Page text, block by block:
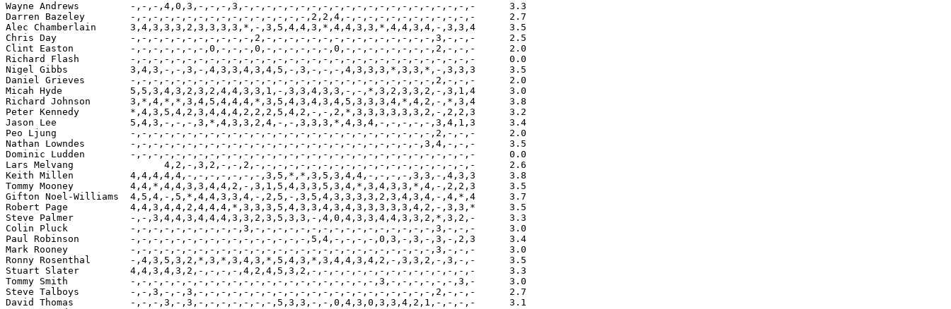
Wayne Andrews         -,-,-,4,0,3,-,-,-,3,-,-,-,-,-,-,-,-,-,-,-,-,-,-,-,-,-,-,-,-,-      3.3
Darren Bazeley        -,-,-,-,-,-,-,-,-,-,-,-,-,-,-,-,2,2,4,-,-,-,-,-,-,-,-,-,-,-,-      2.7
Alec Chamberlain      3,4,3,3,3,2,3,3,3,3,*,-,3,5,4,4,3,*,4,4,3,3,*,4,4,3,4,-,3,3,4      3.5
Chris Day             -,-,-,-,-,-,-,-,-,-,-,2,-,-,-,-,-,-,-,-,-,-,-,-,-,-,-,3,-,-,-      2.5
Clint Easton          -,-,-,-,-,-,-,0,-,-,-,0,-,-,-,-,-,-,0,-,-,-,-,-,-,-,-,2,-,-,-      2.0
Richard Flash         -,-,-,-,-,-,-,-,-,-,-,-,-,-,-,-,-,-,-,-,-,-,-,-,-,-,-,-,-,-,-      0.0
Nigel Gibbs           3,4,3,-,-,3,-,4,3,3,4,3,4,5,-,3,-,-,-,4,3,3,3,*,3,3,*,-,3,3,3      3.5
Daniel Grieves        -,-,-,-,-,-,-,-,-,-,-,-,-,-,-,-,-,-,-,-,-,-,-,-,-,-,-,2,-,-,-      2.0
Micah Hyde            5,5,3,4,3,2,3,2,4,4,3,3,1,-,3,3,4,3,3,-,-,*,3,2,3,3,2,-,3,1,4      3.0
Richard Johnson       3,*,4,*,*,3,4,5,4,4,4,*,3,5,4,3,4,3,4,5,3,3,3,4,*,4,2,-,*,3,4      3.8
Peter Kennedy         *,4,3,5,4,2,3,4,4,4,2,2,2,5,4,2,-,-,2,*,3,3,3,3,3,3,2,-,2,2,3      3.2
Jason Lee             5,4,3,-,-,-,3,*,4,3,3,2,4,-,-,3,3,3,*,4,3,4,-,-,-,-,-,3,4,1,3      3.4
Peo Ljung             -,-,-,-,-,-,-,-,-,-,-,-,-,-,-,-,-,-,-,-,-,-,-,-,-,-,-,2,-,-,-      2.0
Nathan Lowndes        -,-,-,-,-,-,-,-,-,-,-,-,-,-,-,-,-,-,-,-,-,-,-,-,-,-,3,4,-,-,-      3.5
Dominic Ludden        -,-,-,-,-,-,-,-,-,-,-,-,-,-,-,-,-,-,-,-,-,-,-,-,-,-,-,-,-,-,-      0.0
Lars Melvang                4,2,-,3,2,-,-,2,-,-,-,-,-,-,-,-,-,-,-,-,-,-,-,-,-,-,-,-      2.6
Keith Millen          4,4,4,4,4,-,-,-,-,-,-,-,3,5,*,*,3,5,3,4,4,-,-,-,-,3,3,-,4,3,3      3.8
Tommy Mooney          4,4,*,4,4,3,3,4,4,2,-,3,1,5,4,3,3,5,3,4,*,3,4,3,3,*,4,-,2,2,3      3.5
Gifton Noel-Williams  4,5,4,-,5,*,4,4,3,3,4,-,2,5,-,3,5,4,3,3,3,3,2,3,4,3,4,-,4,*,4      3.7
Robert Page           4,4,3,4,4,2,4,4,4,*,3,3,3,5,4,3,3,4,3,4,3,3,3,3,3,4,2,-,3,3,*      3.5
Steve Palmer          -,-,3,4,4,3,4,4,4,3,3,2,3,5,3,3,-,4,0,4,3,3,4,4,3,3,2,*,3,2,-      3.3
Colin Pluck           -,-,-,-,-,-,-,-,-,-,3,-,-,-,-,-,-,-,-,-,-,-,-,-,-,-,-,3,-,-,-      3.0
Paul Robinson         -,-,-,-,-,-,-,-,-,-,-,-,-,-,-,-,5,4,-,-,-,-,0,3,-,3,-,3,-,2,3      3.4
Mark Rooney           -,-,-,-,-,-,-,-,-,-,-,-,-,-,-,-,-,-,-,-,-,-,-,-,-,-,-,3,-,-,-      3.0
Ronny Rosenthal       -,4,3,5,3,2,*,3,*,3,4,3,*,5,4,3,*,3,4,4,3,4,2,-,3,3,2,-,3,-,-      3.5
Stuart Slater         4,4,3,4,3,2,-,-,-,-,4,2,4,5,3,2,-,-,-,-,-,-,-,-,-,-,-,-,-,-,-      3.3
Tommy Smith           -,-,-,-,-,-,-,-,-,-,-,-,-,-,-,-,-,-,-,-,-,-,3,-,-,-,-,-,-,3,-      3.0
Steve Talboys         -,-,3,-,-,3,-,-,-,-,-,-,-,-,-,-,-,-,-,-,-,-,-,-,-,-,-,2,-,-,-      2.7
David Thomas          -,-,-,3,-,3,-,-,-,-,-,-,-,5,3,3,-,-,0,4,3,0,3,3,4,2,1,-,-,-,-      3.1